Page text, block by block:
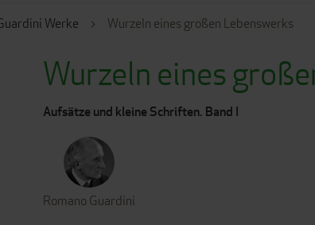
Werke Wurzeln eines großen Lebenswerks
Wurzeln eines
Aufsätze und kleine Schriften. Band I
Romano Guardini